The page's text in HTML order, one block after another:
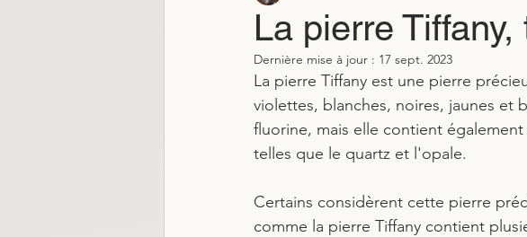
La pierre
Dernière mise à jour : 17 sept. 2023
La pierre Tiffany est une pierre
violettes, blanches, noires, jaunes et
fluorine, mais elle contient
telles que le quartz et l'opale.
Certains considèrent cette pierre
comme la pierre Tiffany contient